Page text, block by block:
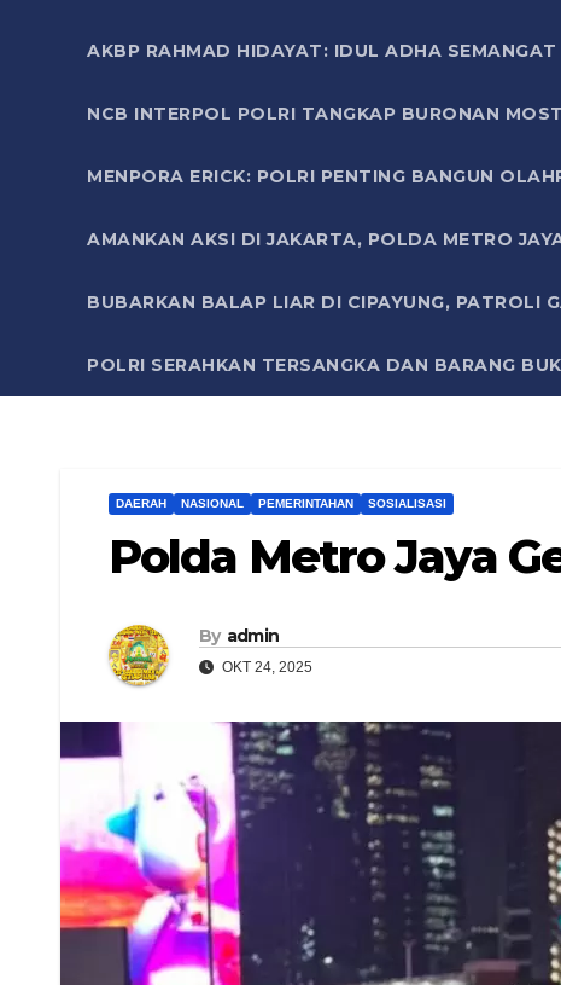
AKBP RAHMAD HIDAYAT: IDUL ADHA
NCB INTERPOL POLRI TANGKAP BURONAN
MENPORA ERICK: POLRI PENTING BANGUN
AMANKAN AKSI DI JAKARTA, POLDA METRO
BUBARKAN BALAP LIAR DI CIPAYUNG, PATROLI
POLRI SERAHKAN TERSANGKA DAN BARANG
DAERAH NASIONAL PEMERINTAHAN SOSIALISASI
Polda Metro Jaya
By admin
OKT 24, 2025